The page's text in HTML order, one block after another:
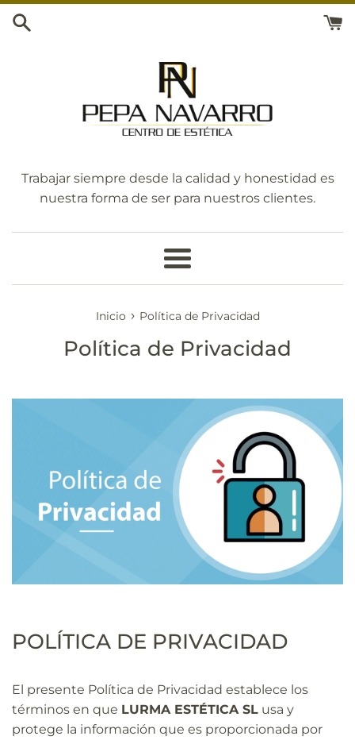
Ir
directamente
Trabajar siempre desde la calidad y honestidad es
nuestra forma de ser para nuestros clientes.
Más
Inicio › Política de Privacidad
Política de Privacidad
POLÍTICA DE PRIVACIDAD
El presente Política de Privacidad establece los
términos en que LURMA ESTÉTICA SL usa y
protege la información que es proporcionada por